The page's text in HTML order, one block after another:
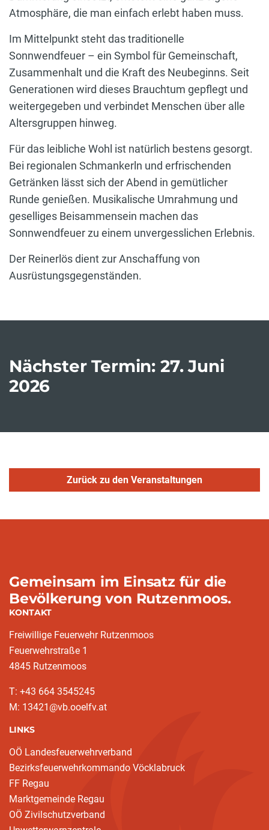
Atmosphäre, die man einfach erlebt haben muss.
Im Mittelpunkt steht das traditionelle
Sonnwendfeuer – ein Symbol für Gemeinschaft,
Zusammenhalt und die Kraft des Neubeginns. Seit
Generationen wird dieses Brauchtum gepflegt und
weitergegeben und verbindet Menschen über alle
Altersgruppen hinweg.
Für das leibliche Wohl ist natürlich bestens gesorgt.
Bei regionalen Schmankerln und erfrischenden
Getränken lässt sich der Abend in gemütlicher
Runde genießen. Musikalische Umrahmung und
geselliges Beisammensein machen das
Sonnwendfeuer zu einem unvergesslichen Erlebnis.
Der Reinerlös dient zur Anschaffung von
Ausrüstungsgegenständen.
Nächster Termin: 27. Juni
2026
Zurück zu den Veranstaltungen
Gemeinsam im Einsatz für die
Bevölkerung von Rutzenmoos.
KONTAKT
Freiwillige Feuerwehr Rutzenmoos
Feuerwehrstraße 1
4845 Rutzenmoos
T: +43 664 3545245
M: 13421@vb.ooelfv.at
LINKS
OÖ Landesfeuerwehrverband
Bezirksfeuerwehrkommando Vöcklabruck
FF Regau
Marktgemeinde Regau
OÖ Zivilschutzverband